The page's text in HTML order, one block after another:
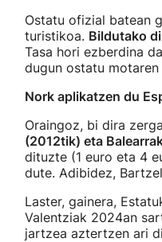
Ostatu ofizial batean
turistikoa. Bildutako
Tasa hori ezberdina
dugun ostatu
Nork aplikatzen du
Oraingoz, bi dira
(2012tik) eta
dituzte (1 euro eta 4
dute. Adibidez,
Laster, gainera,
Valentziak 2024an
jartzea aztertzen ari